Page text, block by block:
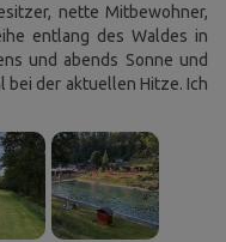
nette Mitbewohner,
entlang des Waldes in
und abends Sonne und
bei der aktuellen Hitze. Ich